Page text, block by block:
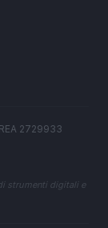
2729933
strumenti digitali e